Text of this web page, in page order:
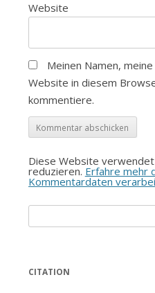
Website
Meinen Namen,
Website in diesem
kommentiere.
Diese Website
reduzieren. Erfahre mehr
Kommentardaten
nach:
CITATION